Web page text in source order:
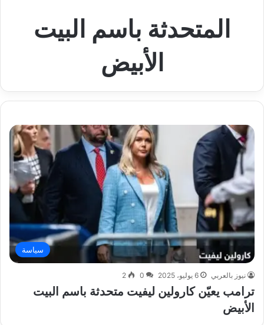
المتحدثة باسم البيت
الأبيض
سياسة
نيوز بالعربي 6 يوليو، 2025 0
2
ترامب يعيّن كارولين ليفيت متحدثة باسم البيت
الأبيض